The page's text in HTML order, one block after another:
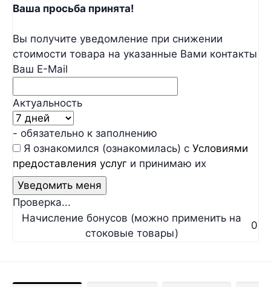
Ваша просьба принята!
Вы получите уведомление при снижении
стоимости товара на указанные Вами контакты
Ваш E-Mail
Актуальность
- обязательно к заполнению
Я ознакомился (ознакомилась) с Условиями
предоставления услуг и принимаю их
Проверка...
Начисление бонусов (можно применить на
стоковые товары)
0